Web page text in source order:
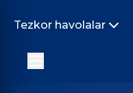
Tezkor havolalar